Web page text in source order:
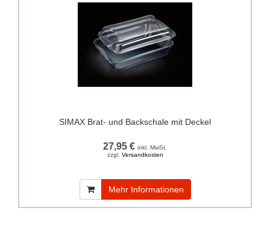
SIMAX Brat- und Backschale mit Deckel
27,95 € inkl. MwSt.
zzgl. Versandkosten
Mehr Informationen